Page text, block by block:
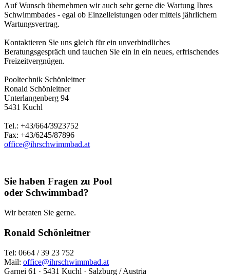
Auf Wunsch übernehmen wir auch sehr gerne die Wartung Ihres
Schwimmbades - egal ob Einzelleistungen oder mittels jährlichem
Wartungsvertrag.
Kontaktieren Sie uns gleich für ein unverbindliches
Beratungsgespräch und tauchen Sie ein in ein neues, erfrischendes
Freizeitvergnügen.
Pooltechnik Schönleitner
Ronald Schönleitner
Unterlangenberg 94
5431 Kuchl
Tel.: +43/664/3923752
Fax: +43/6245/87896
office@ihrschwimmbad.at
Sie haben Fragen zu Pool
oder Schwimmbad?
Wir beraten Sie gerne.
Ronald Schönleitner
Tel: 0664 / 39 23 752
Mail: office@ihrschwimmbad.at
Garnei 61 · 5431 Kuchl · Salzburg / Austria